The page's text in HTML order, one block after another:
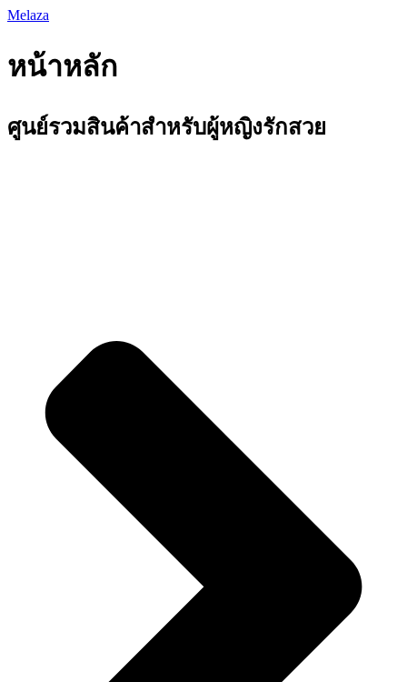
Skip
content
Melaza
หน้าหลัก
ศูนย์รวมสินค้าสำหรับผู้หญิงรักสวย